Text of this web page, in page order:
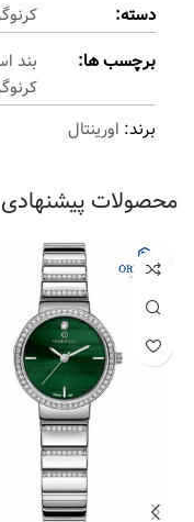
دسته:
برچسب ها:
بند
برند: اورینتال
محصولات پیشنهادی